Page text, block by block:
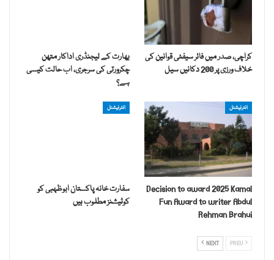
کراچی، صدر میں فائر سیفٹی قوانین کی
خلاف ورزی پر 200 دکانیں سیل
بھارت کے لیجنڈری اداکار متھن
چکرورتی کی سرجری، اب حالت کیسی
ہے؟
انٹرنیشنل
Decision to award 2025 Kamal
Fun Award to writer Abdul
Rehman Brahui
انٹرنیشنل
سفارت خانہ پاکستان ابوظہبی کو
کوٹیشنز مطلوب ہیں
NEXT